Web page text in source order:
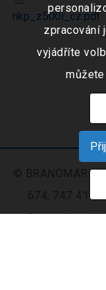
nkp_z500l_cz.pdf
©
674, 747 41
Zapsaná v
zpracování
vyjádříte
můžete